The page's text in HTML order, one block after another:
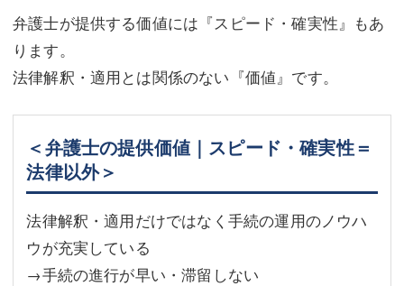
弁護士が提供する価値には『スピード・確実性』もあ
ります。
法律解釈・適用とは関係のない『価値』です。
＜弁護士の提供価値｜スピード・確実性＝
法律以外＞
法律解釈・適用だけではなく手続の運用のノウハ
ウが充実している
→手続の進行が早い・滞留しない